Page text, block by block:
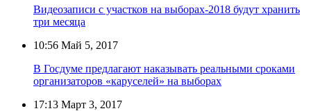
Видеозаписи с участков на выборах-2018 будут хранить
три месяца
10:56 Май 5, 2017
В Госдуме предлагают наказывать реальными сроками
организаторов «каруселей» на выборах
17:13 Март 3, 2017